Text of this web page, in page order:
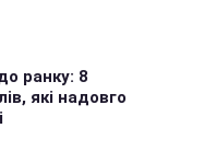
ранку: 8
які надовго